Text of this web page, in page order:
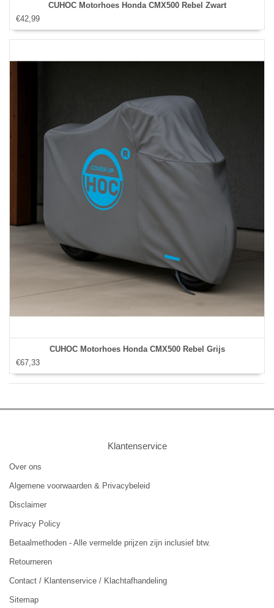
CUHOC Motorhoes Honda CMX500 Rebel Zwart
€42,99
CUHOC Motorhoes Honda CMX500 Rebel Grijs
€67,33
Klantenservice
Over ons
Algemene voorwaarden & Privacybeleid
Disclaimer
Privacy Policy
Betaalmethoden - Alle vermelde prijzen zijn inclusief btw.
Retourneren
Contact / Klantenservice / Klachtafhandeling
Sitemap